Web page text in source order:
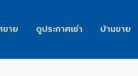
ขาย ดูประกาศเช่า บ้านขาย